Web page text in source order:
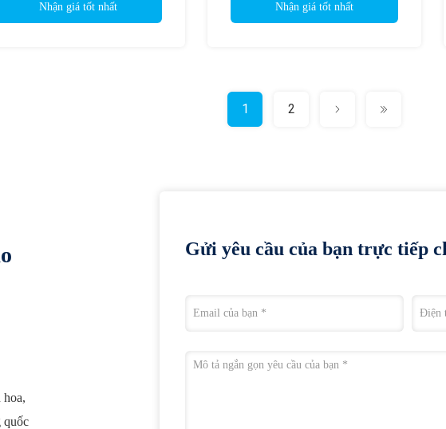
Nhận giá tốt nhất Nhận giá tốt nhất
1 2
quốc
Gửi yêu cầu của bạn trực tiếp